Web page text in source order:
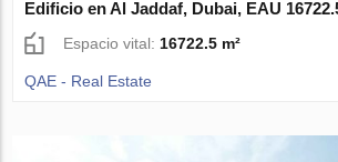
Edificio en Al Jaddaf, Dubai, EAU
Espacio vital:16722.5 m²
QAE - Real Estate